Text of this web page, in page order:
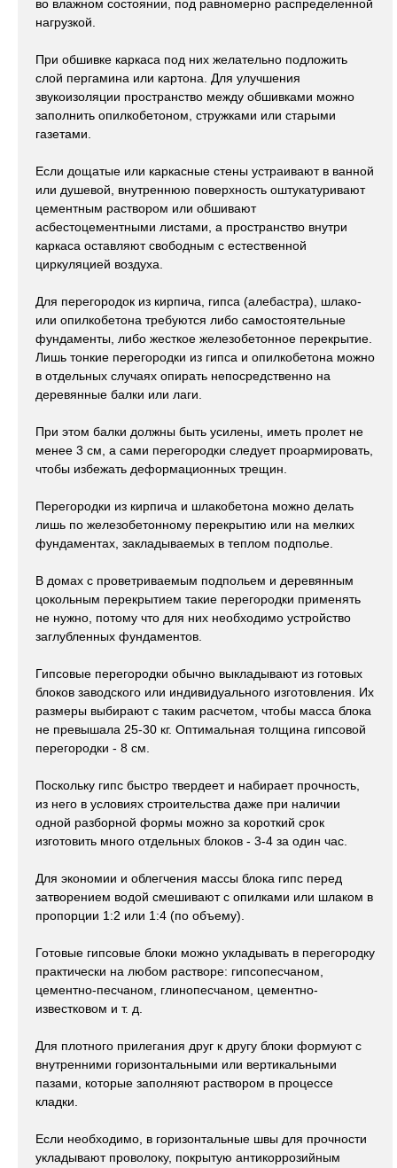
во влажном состоянии, под равномерно распределенной
нагрузкой.
При обшивке каркаса под них желательно подложить
слой пергамина или картона. Для улучшения
звукоизоляции пространство между обшивками можно
заполнить опилкобетоном, стружками или старыми
газетами.
Если дощатые или каркасные стены устраивают в ванной
или душевой, внутреннюю поверхность оштукатуривают
цементным раствором или обшивают
асбестоцементными листами, а пространство внутри
каркаса оставляют свободным с естественной
циркуляцией воздуха.
Для перегородок из кирпича, гипса (алебастра), шлако-
или опилкобетона требуются либо самостоятельные
фундаменты, либо жесткое железобетонное перекрытие.
Лишь тонкие перегородки из гипса и опилкобетона можно
в отдельных случаях опирать непосредственно на
деревянные балки или лаги.
При этом балки должны быть усилены, иметь пролет не
менее 3 см, а сами перегородки следует проармировать,
чтобы избежать деформационных трещин.
Перегородки из кирпича и шлакобетона можно делать
лишь по железобетонному перекрытию или на мелких
фундаментах, закладываемых в теплом подполье.
В домах с проветриваемым подпольем и деревянным
цокольным перекрытием такие перегородки применять
не нужно, потому что для них необходимо устройство
заглубленных фундаментов.
Гипсовые перегородки обычно выкладывают из готовых
блоков заводского или индивидуального изготовления. Их
размеры выбирают с таким расчетом, чтобы масса блока
не превышала 25-30 кг. Оптимальная толщина гипсовой
перегородки - 8 см.
Поскольку гипс быстро твердеет и набирает прочность,
из него в условиях строительства даже при наличии
одной разборной формы можно за короткий срок
изготовить много отдельных блоков - 3-4 за один час.
Для экономии и облегчения массы блока гипс перед
затворением водой смешивают с опилками или шлаком в
пропорции 1:2 или 1:4 (по объему).
Готовые гипсовые блоки можно укладывать в перегородку
практически на любом растворе: гипсопесчаном,
цементно-песчаном, глинопесчаном, цементно-
известковом и т. д.
Для плотного прилегания друг к другу блоки формуют с
внутренними горизонтальными или вертикальными
пазами, которые заполняют раствором в процессе
кладки.
Если необходимо, в горизонтальные швы для прочности
укладывают проволоку, покрытую антикоррозийным